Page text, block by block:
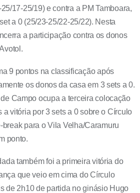
17-25/19) e contra a PM Tamboara,
a 0 (25/23-25/22-25/22). Nesta
a participação contra os donos
9 pontos na classificação após
os donos da casa em 3 sets a 0.
Campo ocupa a terceira colocação
a vitória por 3 sets a 0 sobre o Círculo
break para o Vila Velha/Caramuru
ponto.
também foi a primeira vitória do
que veio em cima do Círculo
de 2h10 de partida no ginásio Hugo